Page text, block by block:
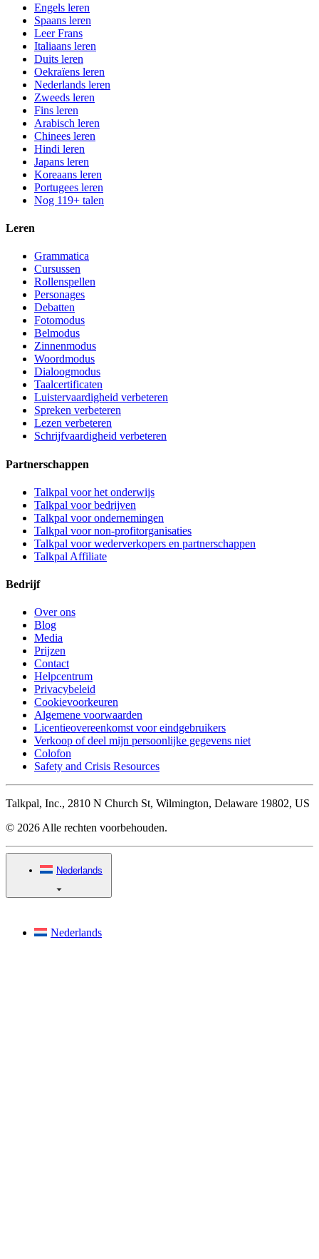
Engels leren
Spaans leren
Leer Frans
Italiaans leren
Duits leren
Oekraïens leren
Nederlands leren
Zweeds leren
Fins leren
Arabisch leren
Chinees leren
Hindi leren
Japans leren
Koreaans leren
Portugees leren
Nog 119+ talen
Leren
Grammatica
Cursussen
Rollenspellen
Personages
Debatten
Fotomodus
Belmodus
Zinnenmodus
Woordmodus
Dialoogmodus
Taalcertificaten
Luistervaardigheid verbeteren
Spreken verbeteren
Lezen verbeteren
Schrijfvaardigheid verbeteren
Partnerschappen
Talkpal voor het onderwijs
Talkpal voor bedrijven
Talkpal voor ondernemingen
Talkpal voor non-profitorganisaties
Talkpal voor wederverkopers en partnerschappen
Talkpal Affiliate
Bedrijf
Over ons
Blog
Media
Prijzen
Contact
Helpcentrum
Privacybeleid
Cookievoorkeuren
Algemene voorwaarden
Licentieovereenkomst voor eindgebruikers
Verkoop of deel mijn persoonlijke gegevens niet
Colofon
Safety and Crisis Resources
Talkpal, Inc., 2810 N Church St, Wilmington, Delaware 19802, US
© 2026 Alle rechten voorbehouden.
Nederlands
Nederlands